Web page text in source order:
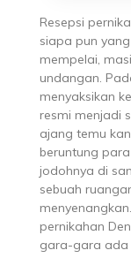
Resepsi
siapa pun
mempelai,
undangan.
menyaksikan
resmi menjadi
ajang temu
beruntung
jodohnya di
sebuah
pernikahan
gara-gara ada